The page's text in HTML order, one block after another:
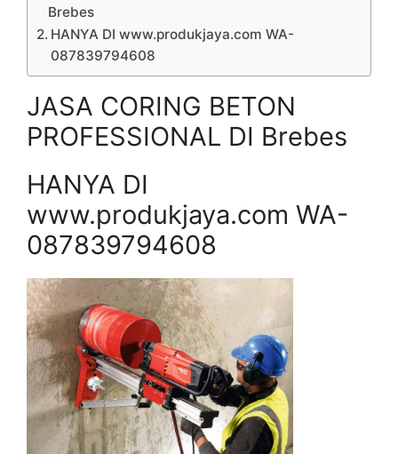
Brebes
HANYA DI www.produkjaya.com WA-
087839794608
JASA CORING BETON
PROFESSIONAL DI Brebes
HANYA DI
www.produkjaya.com WA-
087839794608